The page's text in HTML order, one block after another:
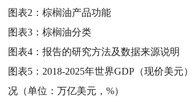
图表2：棕榈油产品功能
图表3：棕榈油分类
图表4：报告的研究方法及数据来源说明
图表5： 2018-2025年世界GDP（现价美
况（单位：万亿美元，%）